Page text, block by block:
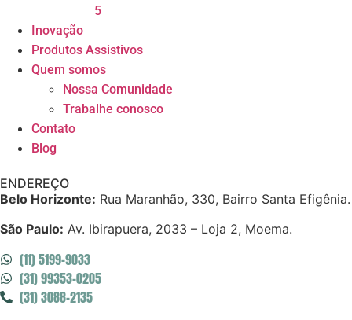
5
Inovação
Produtos Assistivos
Quem somos
Nossa Comunidade
Trabalhe conosco
Contato
Blog
ENDEREÇO
Belo Horizonte: Rua Maranhão, 330, Bairro Santa Efigênia.
São Paulo: Av. Ibirapuera, 2033 – Loja 2, Moema.
(11) 5199-9033
(31) 99353-0205
(31) 3088-2135